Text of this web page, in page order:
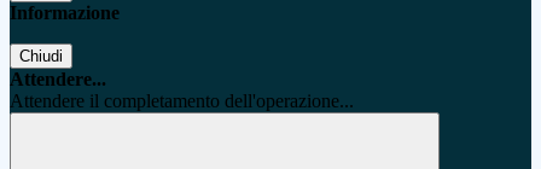
Informazione
Chiudi
Attendere...
Attendere il completamento dell'operazione...